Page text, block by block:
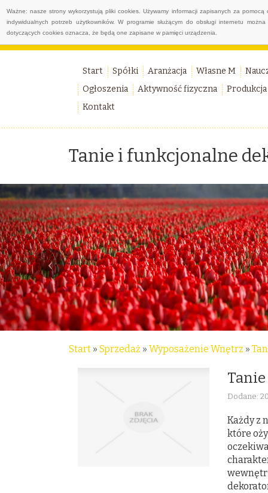
Ważne: nasze strony wykorzystują pliki cookies. Używamy informacji zapisanych za
indywidualnych potrzeb użytkowników. W programie służącym do obsługi internetu
dotyczących cookies oznacza, że będą one zapisane w pamięci urządzenia.
Start Spółki Aranżacja Własne M
Ogłoszenia
Aktywność fizyczna
Produkcja
Kontakt
Tanie i funkcjonalne
Start » Sprzedaż » Wyposażenie Wnętrz »
Dodane:
Każdy z
które